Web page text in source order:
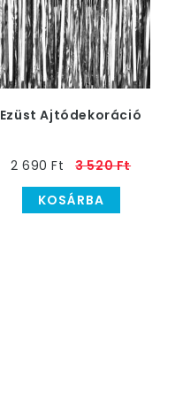
Ezüst Ajtódekoráció
2 690 Ft
3 520 Ft
KOSÁRBA